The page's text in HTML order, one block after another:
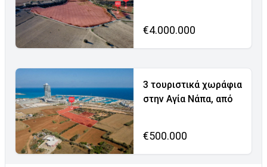
€4.000.000
3 τουριστικά χωράφια
στην Αγία Νάπα, από
€500.000